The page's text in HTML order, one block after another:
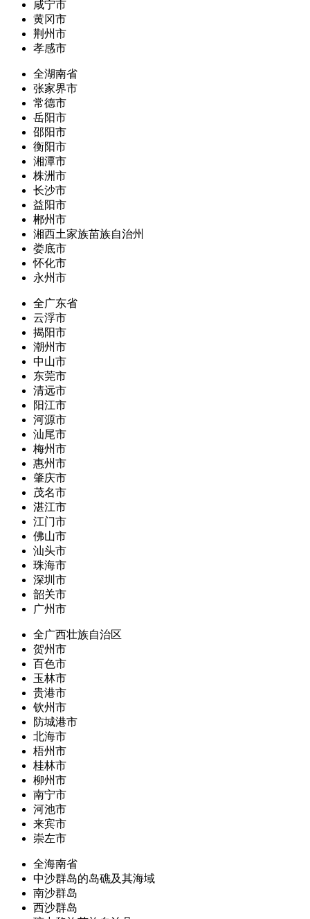
咸宁市
黄冈市
荆州市
孝感市
全湖南省
张家界市
常德市
岳阳市
邵阳市
衡阳市
湘潭市
株洲市
长沙市
益阳市
郴州市
湘西土家族苗族自治州
娄底市
怀化市
永州市
全广东省
云浮市
揭阳市
潮州市
中山市
东莞市
清远市
阳江市
河源市
汕尾市
梅州市
惠州市
肇庆市
茂名市
湛江市
江门市
佛山市
汕头市
珠海市
深圳市
韶关市
广州市
全广西壮族自治区
贺州市
百色市
玉林市
贵港市
钦州市
防城港市
北海市
梧州市
桂林市
柳州市
南宁市
河池市
来宾市
崇左市
全海南省
中沙群岛的岛礁及其海域
南沙群岛
西沙群岛